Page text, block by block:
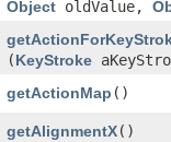
Object oldValue,
(KeyStroke
getActionMap ()
getAlignmentX()